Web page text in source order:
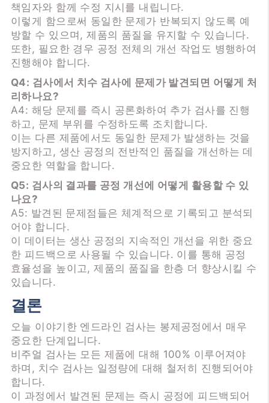
책임자와 함께 수정 지시를 내립니다.
이렇게 함으로써 동일한 문제가 반복되지 않도록 예
방할 수 있으며, 제품의 품질을 유지할 수 있습니다.
또한, 필요한 경우 공정 전체의 개선 작업도 병행하여
진행해야 합니다.
Q4: 검사에서 치수 검사에 문제가 발견되면 어떻게 처
리하나요?
A4: 해당 문제를 즉시 공론화하여 추가 검사를 진행
하고, 문제 부위를 수정하도록 조치합니다.
이는 다른 제품에서도 동일한 문제가 발생하는 것을
방지하고, 생산 공정의 전반적인 품질을 개선하는 데
중요한 역할을 합니다.
Q5: 검사의 결과를 공정 개선에 어떻게 활용할 수 있
나요?
A5: 발견된 문제점들은 체계적으로 기록되고 분석되
어야 합니다.
이 데이터는 생산 공정의 지속적인 개선을 위한 중요
한 피드백으로 사용될 수 있습니다. 이를 통해 공정
효율성을 높이고, 제품의 품질을 한층 더 향상시킬 수
있습니다.
결론
오늘 이야기한 엔드라인 검사는 봉제공정에서 매우
중요한 단계입니다.
비주얼 검사는 모든 제품에 대해 100% 이루어져야
하며, 치수 검사는 일정량에 대해 철저히 진행되어야
합니다.
이 과정에서 발견된 문제는 즉시 공정에 피드백되어